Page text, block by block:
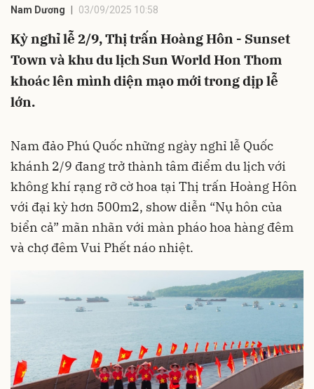
Nam Dương 03/09/2025 10:58
Kỳ nghỉ lễ 2/9, Thị trấn Hoàng Hôn - Sunset
Town và khu du lịch Sun World Hon Thom
khoác lên mình diện mạo mới trong dịp lễ
lớn.
Nam đảo Phú Quốc những ngày nghỉ lễ Quốc
khánh 2/9 đang trở thành tâm điểm du lịch với
không khí rạng rỡ cờ hoa tại Thị trấn Hoàng Hôn
với đại kỳ hơn 500m2, show diễn “Nụ hôn của
biển cả” mãn nhãn với màn pháo hoa hàng đêm
và chợ đêm Vui Phết náo nhiệt.
Hủy